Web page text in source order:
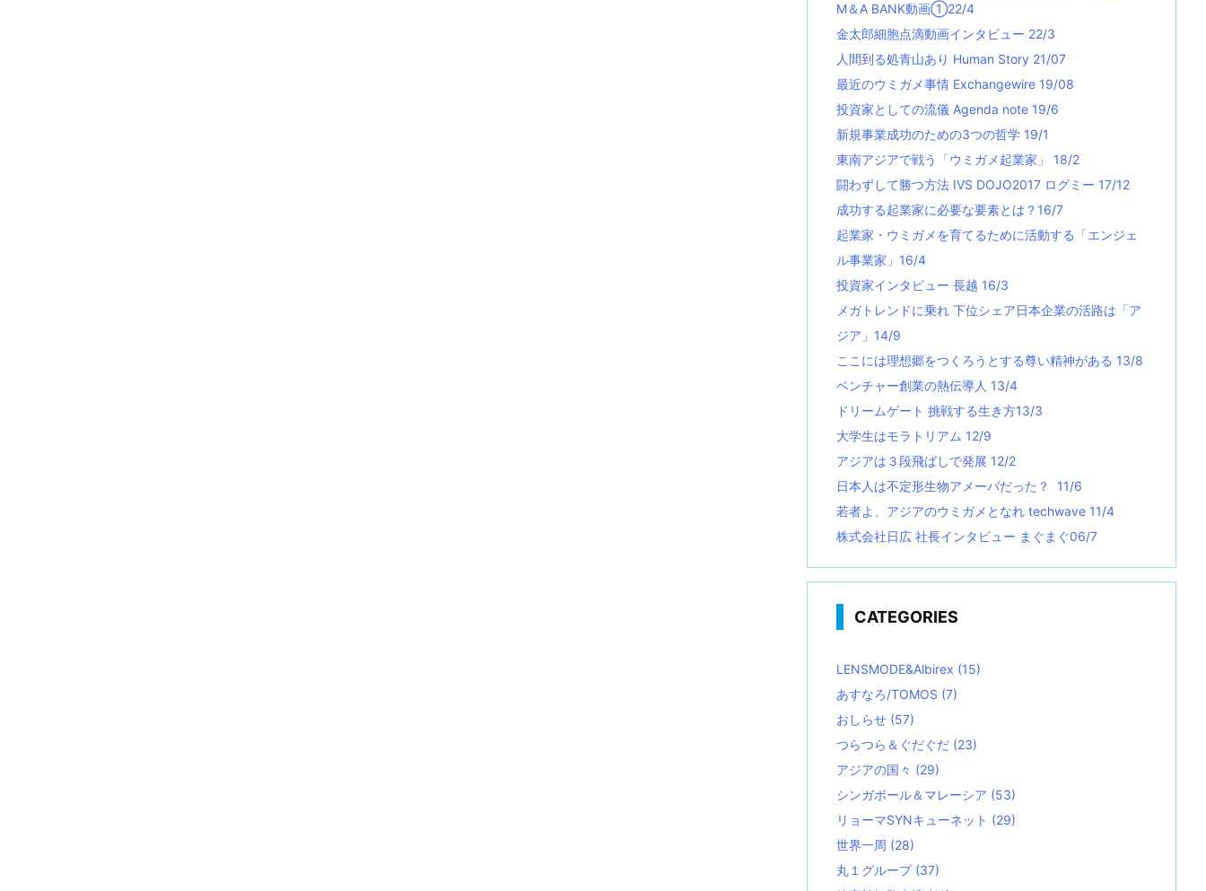
M＆A BANK動画①22/4
金太郎細胞点滴動画インタビュー 22/3
人間到る処青山あり Human Story 21/07
最近のウミガメ事情 Exchangewire 19/08
投資家としての流儀 Agenda note 19/6
新規事業成功のための3つの哲学 19/1
東南アジアで戦う「ウミガメ起業家」 18/2
闘わずして勝つ方法 IVS DOJO2017 ログミー 17/12
成功する起業家に必要な要素とは？16/7
起業家・ウミガメを育てるために活動する「エンジェ
ル事業家」16/4
投資家インタビュー 長越 16/3
メガトレンドに乗れ 下位シェア日本企業の活路は「ア
ジア」14/9
ここには理想郷をつくろうとする尊い精神がある 13/8
ベンチャー創業の熱伝導人 13/4
ドリームゲート 挑戦する生き方13/3
大学生はモラトリアム 12/9
アジアは３段飛ばしで発展 12/2
日本人は不定形生物アメーバだった？ 11/6
若者よ、アジアのウミガメとなれ techwave 11/4
株式会社日広 社長インタビュー まぐまぐ06/7
CATEGORIES
LENSMODE&Albirex (15)
あすなろ/TOMOS (7)
おしらせ (57)
つらつら＆ぐだぐだ (23)
アジアの国々 (29)
シンガポール＆マレーシア (53)
リョーマSYNキューネット (29)
世界一周 (28)
丸１グループ (37)